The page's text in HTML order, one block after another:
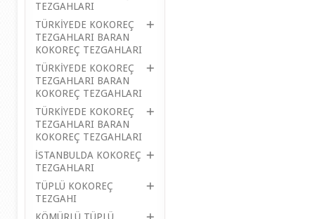
TEZGAHLARI
TÜRKİYEDE KOKOREÇ
TEZGAHLARI BARAN
KOKOREÇ TEZGAHLARI
TÜRKİYEDE KOKOREÇ
TEZGAHLARI BARAN
KOKOREÇ TEZGAHLARI
TÜRKİYEDE KOKOREÇ
TEZGAHLARI BARAN
KOKOREÇ TEZGAHLARI
İSTANBULDA KOKOREÇ
TEZGAHLARI
TÜPLÜ KOKOREÇ
TEZGAHI